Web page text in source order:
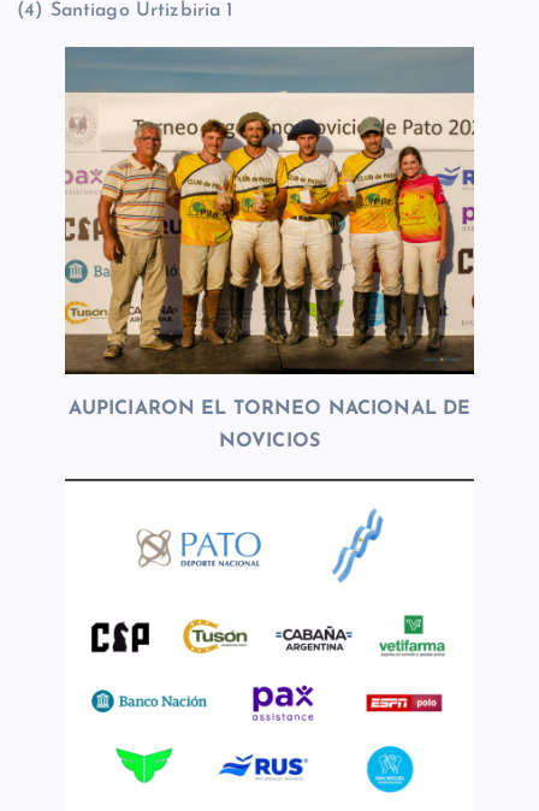
(4) Santiago Urtizbiria 1
AUPICIARON EL TORNEO NACIONAL DE
NOVICIOS